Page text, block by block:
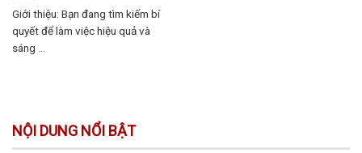
Giới thiệu: Bạn đang tìm kiếm bí
quyết để làm việc hiệu quả và
sáng ...
NỘI DUNG NỔI BẬT